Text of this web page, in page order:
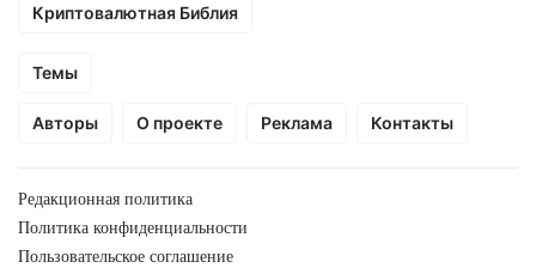
Криптовалютная Библия
Темы
Авторы О проекте Реклама Контакты
Редакционная политика
Политика конфиденциальности
Пользовательское соглашение